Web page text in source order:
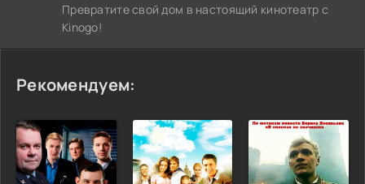
Превратите свой дом в настоящий кинотеатр с
Kinogo!
Рекомендуем: